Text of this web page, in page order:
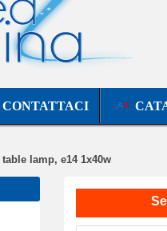
CONTATTACI
lamp, e14 1x40w